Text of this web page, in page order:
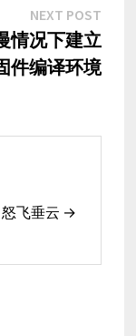
NEXT POST
情况下建立
件编译环境
怒飞垂云 →